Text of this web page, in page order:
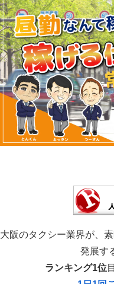
大阪のタクシー業界が、
発展す
ランキング1位